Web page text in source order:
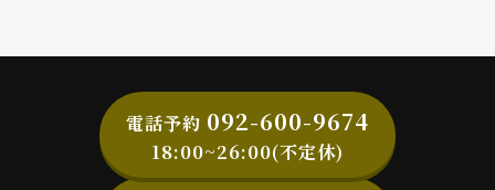
電話予約 092-600-9674
18:00~26:00(不定休)